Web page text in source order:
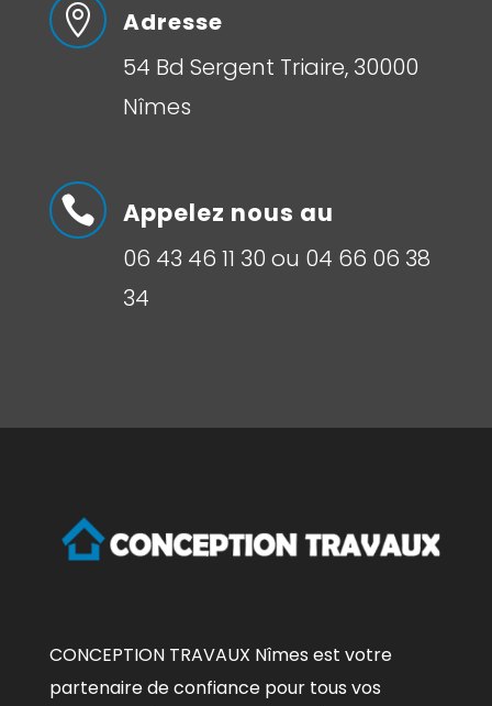

Adresse
54 Bd Sergent Triaire, 30000
Nîmes
 Appelez nous au
06 43 46 11 30 ou 04 66 06 38
34
CONCEPTION TRAVAUX Nîmes est votre
partenaire de confiance pour tous vos